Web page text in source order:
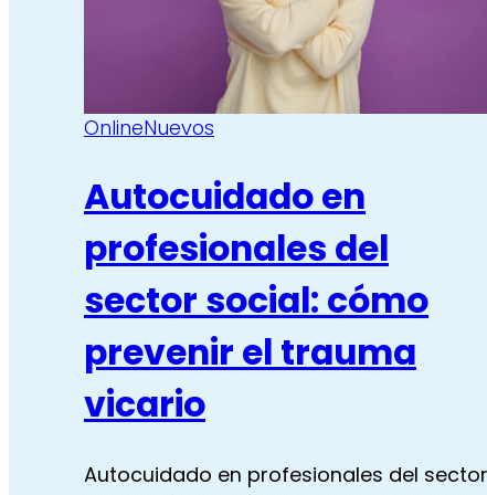
Conducta
Alimentaria
OnlineNuevos
Autocuidado en
profesionales del
sector social: cómo
prevenir el trauma
vicario
Autocuidado en profesionales del sector